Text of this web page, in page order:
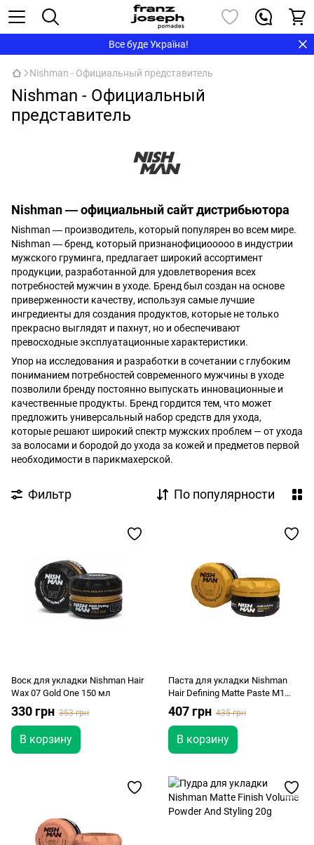
Все буде Україна!
Nishman - Официальный представитель
Nishman - Официальный
представитель
Nishman ― официальный сайт дистрибьютора
Nishman ― производитель, который популярен во всем мире.
Nishman ― бренд, который признанофициооооо в индустрии
мужского груминга, предлагает широкий ассортимент
продукции, разработанной для удовлетворения всех
потребностей мужчин в уходе. Бренд был создан на основе
приверженности качеству, используя самые лучшие
ингредиенты для создания продуктов, которые не только
прекрасно выглядят и пахнут, но и обеспечивают
превосходные эксплуатационные характеристики.
Упор на исследования и разработки в сочетании с глубоким
пониманием потребностей современного мужчины в уходе
позволили бренду постоянно выпускать инновационные и
качественные продукты. Бренд гордится тем, что может
предложить универсальный набор средств для ухода,
которые решают широкий спектр мужских проблем — от ухода
за волосами и бородой до ухода за кожей и предметов первой
необходимости в парикмахерской.
Фильтр По популярности
Воск для укладки Nishman Hair
Wax 07 Gold One 150 мл
330 грн 353 грн
В корзину
Паста для укладки Nishman
Hair Defining Matte Paste M1
100ml
407 грн 435 грн
В корзину